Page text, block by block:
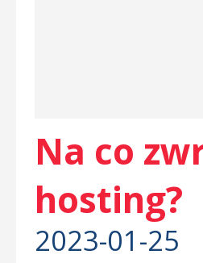
Na co
hosting?
2023-01-25